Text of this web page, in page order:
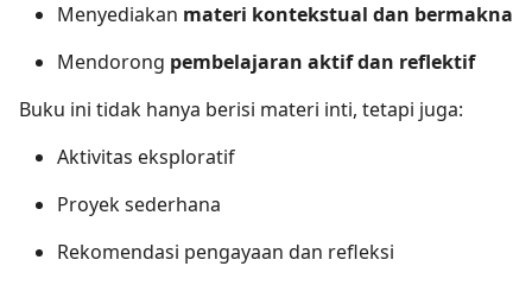
Menyediakan materi kontekstual dan bermakna
Mendorong pembelajaran aktif dan reflektif
Buku ini tidak hanya berisi materi inti, tetapi juga:
Aktivitas eksploratif
Proyek sederhana
Rekomendasi pengayaan dan refleksi